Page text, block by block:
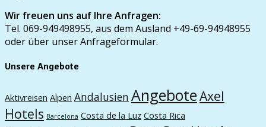
Wir freuen uns auf Ihre Anfragen:
Tel. 069-949498955, aus dem Ausland +49-69-94948955
oder über unser Anfrageformular.
Unsere Angebote
Aktivreisen Alpen Andalusien AngeboteAxel
Hotels Barcelona Costa de la Luz Costa Rica